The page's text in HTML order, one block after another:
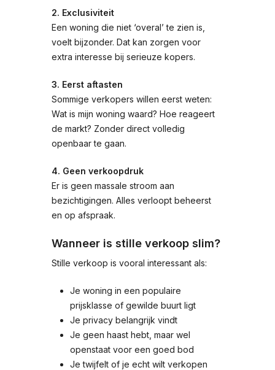
2. Exclusiviteit
Een woning die niet ‘overal’ te zien is,
voelt bijzonder. Dat kan zorgen voor
extra interesse bij serieuze kopers.
3. Eerst aftasten
Sommige verkopers willen eerst weten:
Wat is mijn woning waard? Hoe reageert
de markt? Zonder direct volledig
openbaar te gaan.
4. Geen verkoopdruk
Er is geen massale stroom aan
bezichtigingen. Alles verloopt beheerst
en op afspraak.
Wanneer is stille verkoop slim?
Stille verkoop is vooral interessant als:
Je woning in een populaire
prijsklasse of gewilde buurt ligt
Je privacy belangrijk vindt
Je geen haast hebt, maar wel
openstaat voor een goed bod
Je twijfelt of je echt wilt verkopen